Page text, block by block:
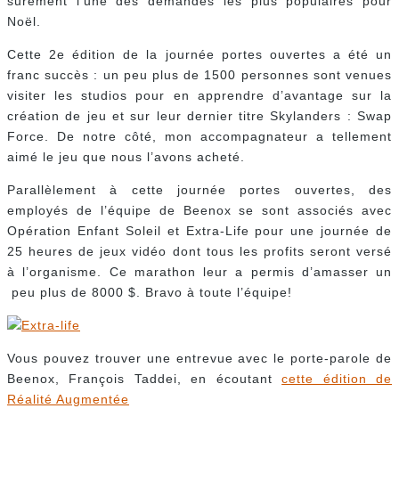
Noël.
Cette 2e édition de la journée portes ouvertes a été un
franc succès : un peu plus de 1500 personnes sont venues
visiter les studios pour en apprendre d’avantage sur la
création de jeu et sur leur dernier titre Skylanders : Swap
Force. De notre côté, mon accompagnateur a tellement
aimé le jeu que nous l’avons acheté.
Parallèlement à cette journée portes ouvertes, des
employés de l’équipe de Beenox se sont associés avec
Opération Enfant Soleil et Extra-Life pour une journée de
25 heures de jeux vidéo dont tous les profits seront versé
à l’organisme. Ce marathon leur a permis d’amasser un
peu plus de 8000 $. Bravo à toute l’équipe!
Vous pouvez trouver une entrevue avec le porte-parole de
Beenox, François Taddei, en écoutantcette édition de
Réalité Augmentée